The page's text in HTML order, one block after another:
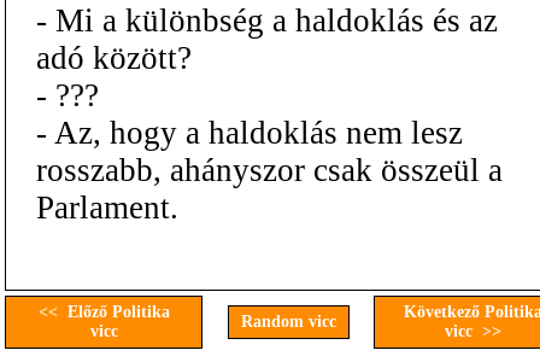
- Mi a különbség a haldoklás és az
adó között?
- ???
- Az, hogy a haldoklás nem lesz
rosszabb, ahányszor csak összeül a
Parlament.
<< Előző Politika
vicc
Random vicc
Következő
vicc >>